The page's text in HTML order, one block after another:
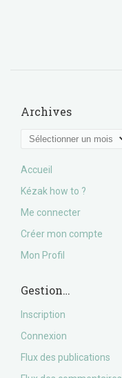
Archives
Archives
Accueil
Kézak how to ?
Me connecter
Créer mon compte
Mon Profil
Gestion…
Inscription
Connexion
Flux des publications